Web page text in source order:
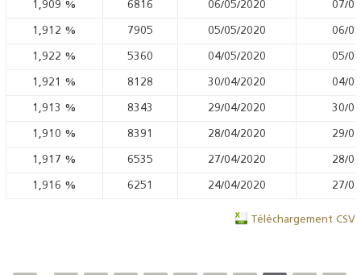
1,909 % 6816 06/05/2020 07/
1,912 % 7905 05/05/2020 06/
1,922 % 5360 04/05/2020 05/
1,921 % 8128 30/04/2020 04/
1,913 % 8343 29/04/2020 30/
1,910 % 8391 28/04/2020 29/
1,917 % 6535 27/04/2020 28/
1,916 % 6251 24/04/2020 27/
Téléchargement CSV